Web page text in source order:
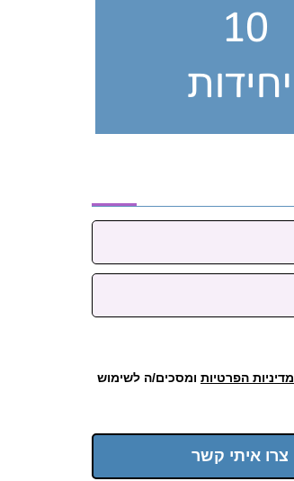
מדיניות הפרטיות ומסכים/ה לשימוש
צרו איתי קשר